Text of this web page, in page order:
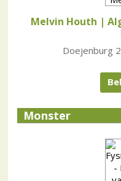
Melvin Houth |
Doejenburg
Monster